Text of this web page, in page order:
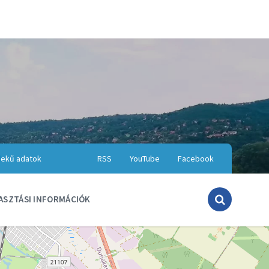
Facebook
YouTube
RSS
adatok
INFORMÁCIÓK